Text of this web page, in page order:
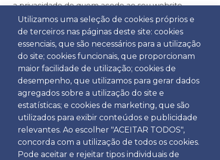
Utilizamos uma seleção de cookies próprios e
de terceiros nas páginas deste site: cookies
essenciais, que são necessários para a utilização
do site; cookies funcionais, que proporcionam
maior facilidade de utilização; cookies de
desempenho, que utilizamos para gerar dados
agregados sobre a utilização do site e
estatísticas; e cookies de marketing, que são
utilizados para exibir conteúdos e publicidade
relevantes. Ao escolher "ACEITAR TODOS",
concorda com a utilização de todos os cookies.
Pode aceitar e rejeitar tipos individuais de
a privacidade de quem acede ao seu website
https://www.amoita.com. Neste contexto,
elaborámos a presente Política de Privacidade e
Cookies («Política») para afirmar o nosso
compromisso e respeito pelas regras de
privacidade e proteção de dados pessoais.
Esta Política regula o tratamento dos dados
pessoais dos utilizadores do website («Utilizadores»)
recolhidos no âmbito da sua utilização pela A.Moita
– Automóveis de Aluguer sem Condutor, LDA.
O fornecimento de dados pessoais implica o
conhecimento da política descrita nesta página.